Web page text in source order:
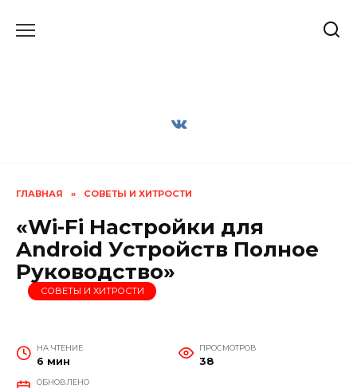
ГЛАВНАЯ » СОВЕТЫ И ХИТРОСТИ
«Wi-Fi Настройки для
Android Устройств Полное
Руководство»
СОВЕТЫ И ХИТРОСТИ
НА ЧТЕНИЕ
6 мин
ПРОСМОТРОВ
38
ОБНОВЛЕНО